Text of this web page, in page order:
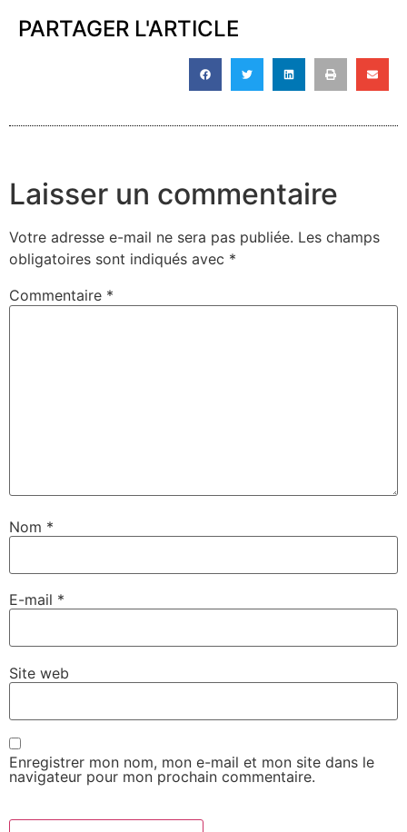
PARTAGER L'ARTICLE
Laisser un commentaire
Votre adresse e-mail ne sera pas publiée. Les champs
obligatoires sont indiqués avec *
Commentaire *
Nom *
E-mail *
Site web
Enregistrer mon nom, mon e-mail et mon site dans le
navigateur pour mon prochain commentaire.